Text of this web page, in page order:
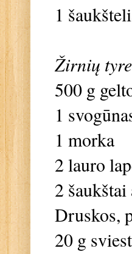
1
Žirnių
500 g
1
1 morka
2 lauro
2 šaukštai
Druskos,
20 g